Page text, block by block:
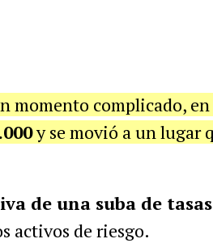
momento complicado,
y se movió a un lugar
de una suba de
activos de riesgo.